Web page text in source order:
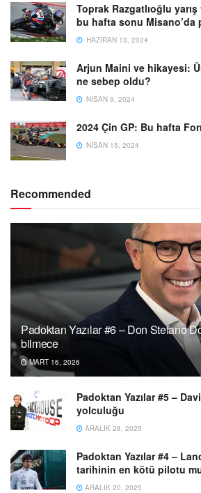
Toprak Razgatlıoğlu
bu hafta sonu Misano’da
HAZIRAN 13, 2024
Arjun Maini ve hikayesi:
ne sebep oldu?
NISAN 9, 2024
2024 Çin GP: Bu hafta
NISAN 15, 2024
Recommended
Padoktan Yazılar #6 – Don Stefano
bilmece
MART 16, 2026
Padoktan Yazılar #5 –
yolculuğu
ARALIK 28, 2025
Padoktan Yazılar #4 –
tarihinin en kötü pilotu
ARALIK 20, 2025